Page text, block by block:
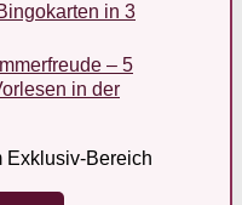
in 3
– 5
in der